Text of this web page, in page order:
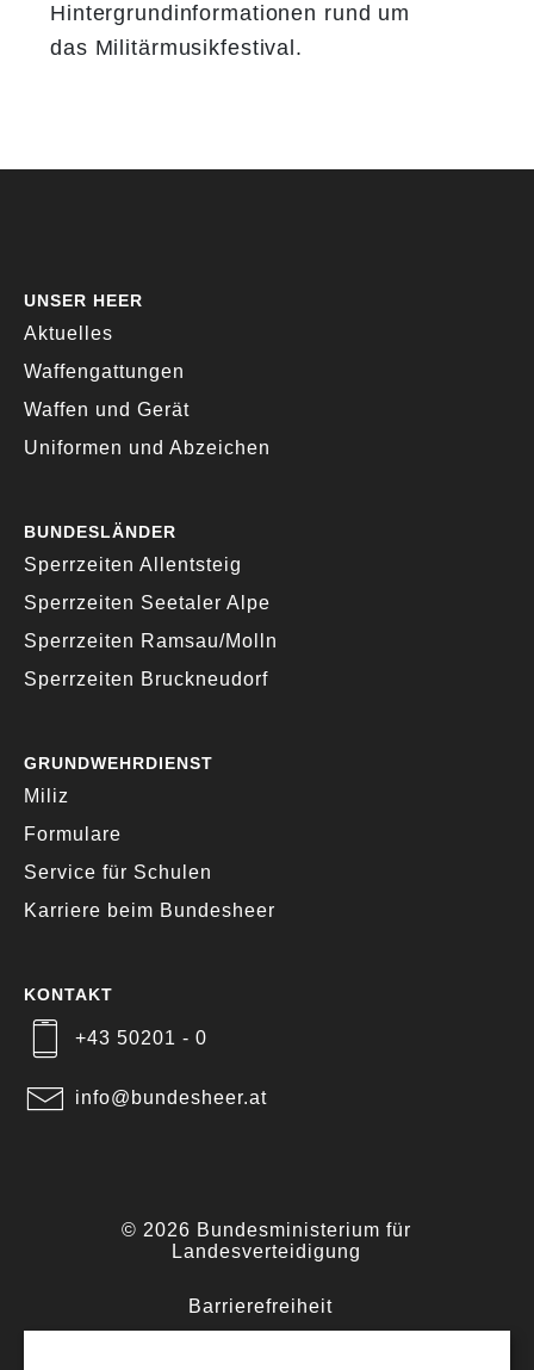
Hintergrundinformationen rund um
das Militärmusikfestival.
UNSER HEER
Aktuelles
Waffengattungen
Waffen und Gerät
Uniformen und Abzeichen
BUNDESLÄNDER
Sperrzeiten Allentsteig
Sperrzeiten Seetaler Alpe
Sperrzeiten Ramsau/Molln
Sperrzeiten Bruckneudorf
GRUNDWEHRDIENST
Miliz
Formulare
Service für Schulen
Karriere beim Bundesheer
KONTAKT
+43 50201 - 0
info@bundesheer.at
© 2026 Bundesministerium für
Landesverteidigung
Barrierefreiheit
·